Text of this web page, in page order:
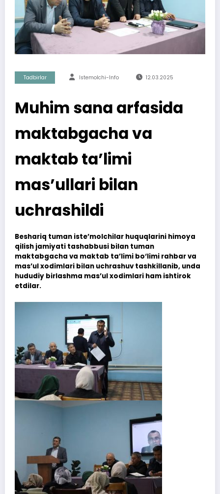
Tadbirlar Istemolchi-Info 12.03.2025
Muhim sana arfasida
maktabgacha va
maktab ta’limi
mas’ullari bilan
uchrashildi
Beshariq tuman iste’molchilar huquqlarini himoya
qilish jamiyati tashabbusi bilan tuman
maktabgacha va maktab ta’limi bo‘limi rahbar va
mas’ul xodimlari bilan uchrashuv tashkillanib, unda
hududiy birlashma mas’ul xodimlari ham ishtirok
etdilar.